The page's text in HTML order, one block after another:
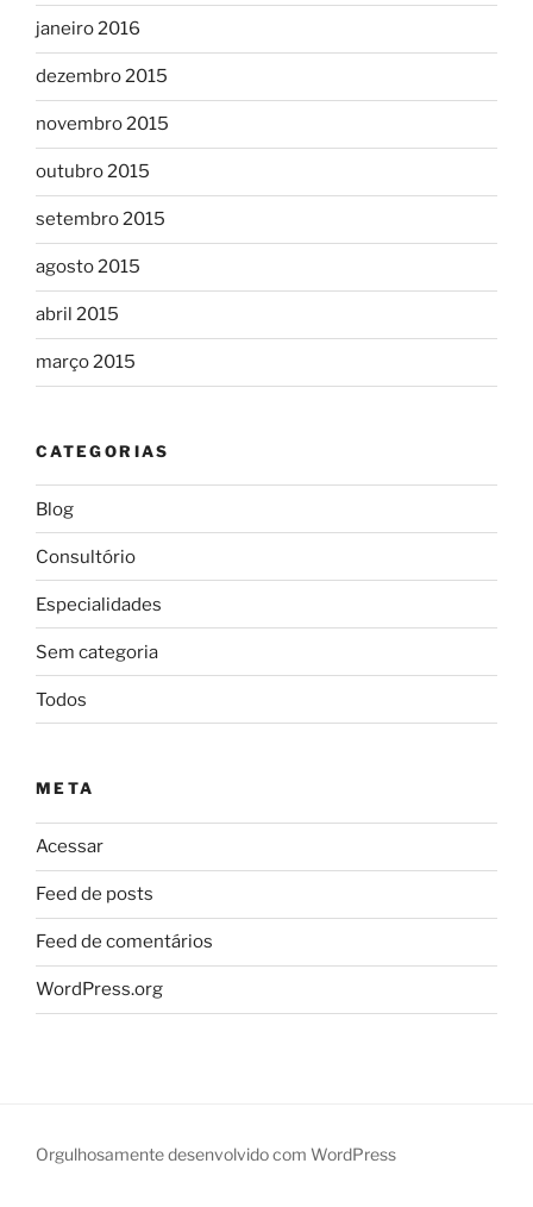
janeiro 2016
dezembro 2015
novembro 2015
outubro 2015
setembro 2015
agosto 2015
abril 2015
março 2015
CATEGORIAS
Blog
Consultório
Especialidades
Sem categoria
Todos
META
Acessar
Feed de posts
Feed de comentários
WordPress.org
Orgulhosamente desenvolvido com WordPress